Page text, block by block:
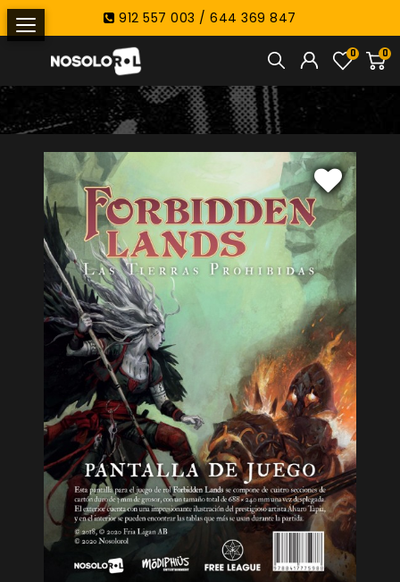
912 557 003 / 644 369 847
0
0